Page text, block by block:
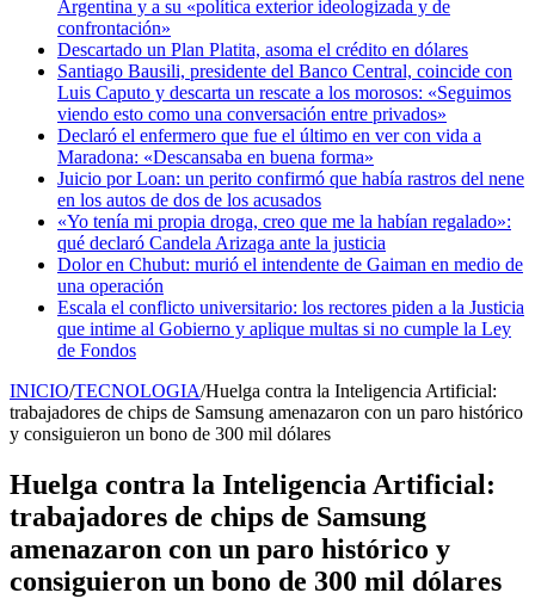
Argentina y a su «política exterior ideologizada y de
confrontación»
Descartado un Plan Platita, asoma el crédito en dólares
Santiago Bausili, presidente del Banco Central, coincide con
Luis Caputo y descarta un rescate a los morosos: «Seguimos
viendo esto como una conversación entre privados»
Declaró el enfermero que fue el último en ver con vida a
Maradona: «Descansaba en buena forma»
Juicio por Loan: un perito confirmó que había rastros del nene
en los autos de dos de los acusados
«Yo tenía mi propia droga, creo que me la habían regalado»:
qué declaró Candela Arizaga ante la justicia
Dolor en Chubut: murió el intendente de Gaiman en medio de
una operación
Escala el conflicto universitario: los rectores piden a la Justicia
que intime al Gobierno y aplique multas si no cumple la Ley
de Fondos
INICIO/TECNOLOGIA/Huelga contra la Inteligencia Artificial:
trabajadores de chips de Samsung amenazaron con un paro histórico
y consiguieron un bono de 300 mil dólares
Huelga contra la Inteligencia Artificial:
trabajadores de chips de Samsung
amenazaron con un paro histórico y
consiguieron un bono de 300 mil dólares